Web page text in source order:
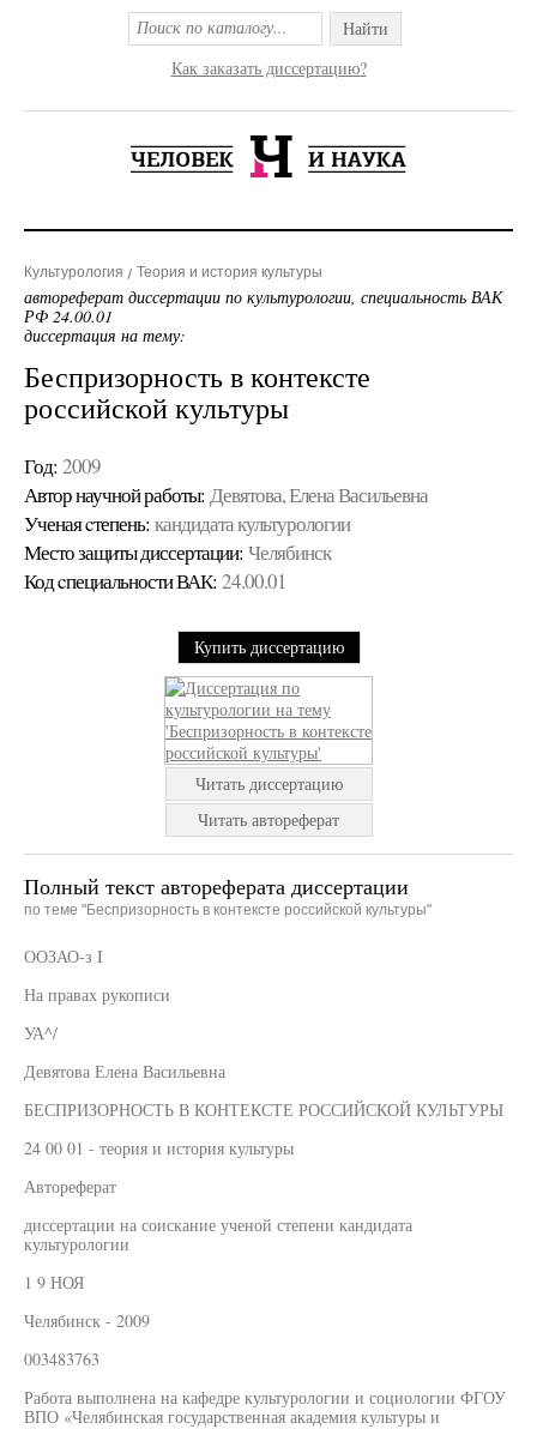
Найти
Как заказать диссертацию?
Культурология Теория и история культуры
автореферат диссертации по культурологии, специальность ВАК
РФ 24.00.01
диссертация на тему:
Беспризорность в контексте
российской культуры
Год: 2009
Автор научной работы: Девятова, Елена Васильевна
Ученая cтепень: кандидата культурологии
Место защиты диссертации: Челябинск
Код cпециальности ВАК: 24.00.01
Купить диссертацию
Читать диссертацию
Читать автореферат
Полный текст автореферата диссертации
по теме "Беспризорность в контексте российской культуры"
ООЗАО-з I
На правах рукописи
УА^/
Девятова Елена Васильевна
БЕСПРИЗОРНОСТЬ В КОНТЕКСТЕ РОССИЙСКОЙ КУЛЬТУРЫ
24 00 01 - теория и история культуры
Автореферат
диссертации на соискание ученой степени кандидата
культурологии
1 9 НОЯ
Челябинск - 2009
003483763
Работа выполнена на кафедре культурологии и социологии ФГОУ
ВПО «Челябинская государственная академия культуры и